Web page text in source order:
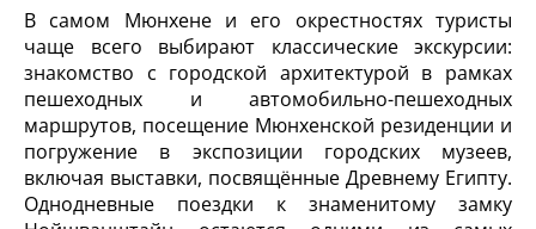
В самом Мюнхене и его окрестностях туристы
чаще всего выбирают классические экскурсии:
знакомство с городской архитектурой в рамках
пешеходных и автомобильно-пешеходных
маршрутов, посещение Мюнхенской резиденции и
погружение в экспозиции городских музеев,
включая выставки, посвящённые Древнему Египту.
Однодневные поездки к знаменитому замку